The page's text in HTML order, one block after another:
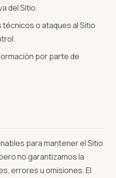
del Sitio.
o ataques al Sitio
por parte de
para mantener el Sitio
no garantizamos la
errores u omisiones. El